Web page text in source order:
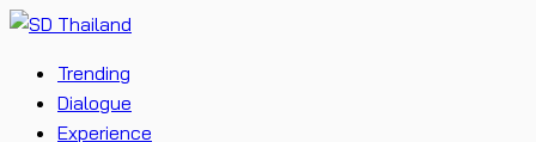
Trending
Dialogue
Experience